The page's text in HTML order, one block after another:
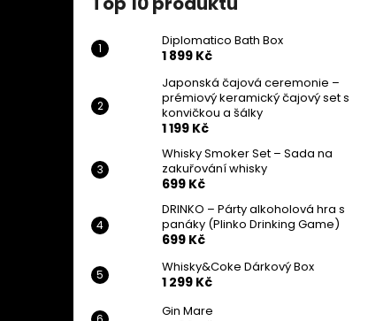
Diplomatico Bath Box
1 899 Kč
Japonská čajová ceremonie –
prémiový keramický čajový set s
konvičkou a šálky
1 199 Kč
Whisky Smoker Set – Sada na
zakuřování whisky
699 Kč
DRINKO – Párty alkoholová hra s
panáky (Plinko Drinking Game)
699 Kč
Whisky&Coke Dárkový Box
1 299 Kč
Gin Mare
DIPLOMATICO BATH BOX